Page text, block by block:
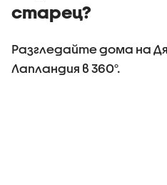
старец?
Разгледайте дома на
Лапландия в 360°.